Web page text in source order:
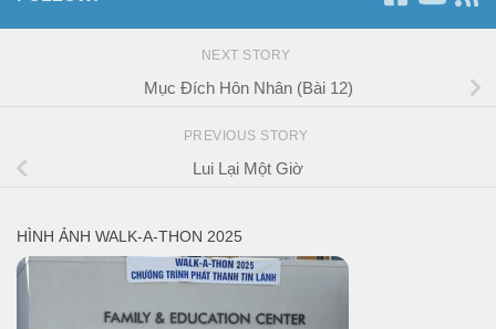
NEXT STORY
Mục Đích Hôn Nhân (Bài 12)
PREVIOUS STORY
Lui Lại Một Giờ
HÌNH ẢNH WALK-A-THON 2025